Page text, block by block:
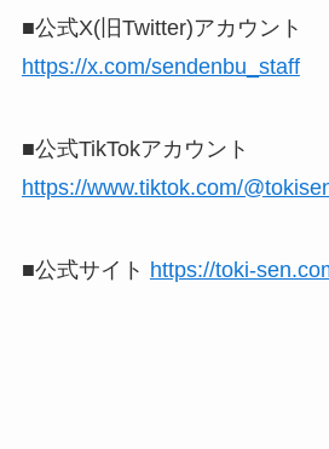
■公式X(旧Twitter)アカウント
https://x.com/sendenbu_staff
■公式TikTokアカウント
https://www.tiktok.com/
■公式サイト https://toki-